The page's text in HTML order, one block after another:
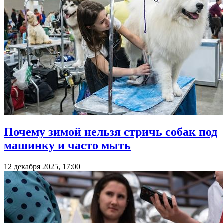
Почему зимой нельзя стричь собак под
машинку и часто мыть
12 декабря 2025, 17:00